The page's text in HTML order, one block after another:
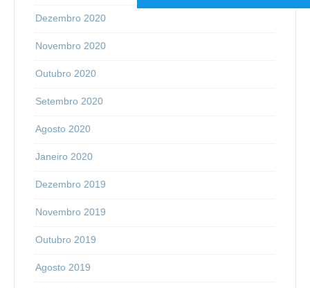
Dezembro 2020
Novembro 2020
Outubro 2020
Setembro 2020
Agosto 2020
Janeiro 2020
Dezembro 2019
Novembro 2019
Outubro 2019
Agosto 2019